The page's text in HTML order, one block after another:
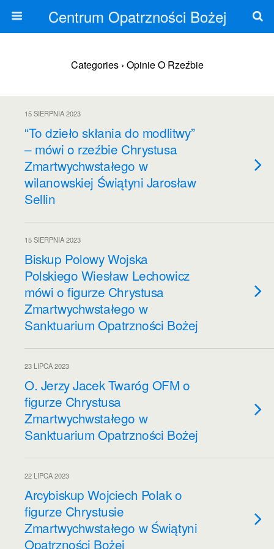
Centrum Opatrzności Bożej
Categories › Opinie O Rzeźbie
15 SIERPNIA 2023
“To dzieło skłania do modlitwy”
– mówi o rzeźbie Chrystusa
Zmartwychwstałego w
wilanowskiej Świątyni Jarosław
Sellin
15 SIERPNIA 2023
Biskup Polowy Wojska
Polskiego Wiesław Lechowicz
mówi o figurze Chrystusa
Zmartwychwstałego w
Sanktuarium Opatrzności Bożej
23 LIPCA 2023
O. Jerzy Jacek Twaróg OFM o
figurze Chrystusa
Zmartwychwstałego w
Sanktuarium Opatrzności Bożej
22 LIPCA 2023
Arcybiskup Wojciech Polak o
figurze Chrystusie
Zmartwychwstałego w Świątyni
Opatrzności Bożej